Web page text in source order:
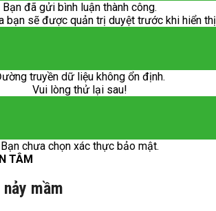
Bạn đã gửi bình luận thành công.
bạn sẽ được quản trị duyệt trước khi hiển
truyền dữ liệu không ổn định.
Vui lòng thử lại sau!
Bạn chưa chọn xác thực bảo mật.
TÂM
mầm